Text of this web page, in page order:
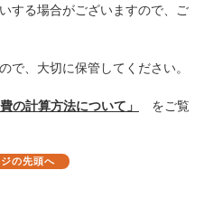
する場合がございますので、ご
で、大切に保管してください。
の計算方法について」
をご覧
の先頭へ